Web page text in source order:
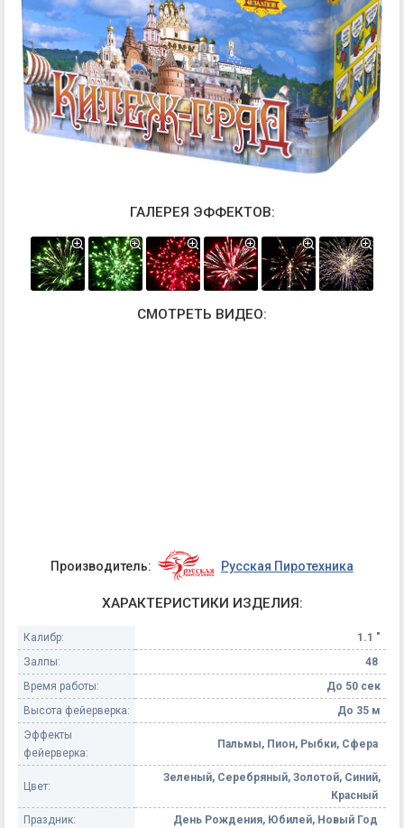
ГАЛЕРЕЯ ЭФФЕКТОВ:
СМОТРЕТЬ ВИДЕО:
Производитель: Русская Пиротехника
ХАРАКТЕРИСТИКИ ИЗДЕЛИЯ:
Калибр:
1.1 "
Залпы:
48
Время работы:
До 50 сек
Высота фейерверка:
До 35 м
Эффекты
фейерверка:
Пальмы, Пион, Рыбки, Сфера
Цвет:
Зеленый, Серебряный, Золотой, Синий,
Красный
Праздник:
День Рождения, Юбилей, Новый Год